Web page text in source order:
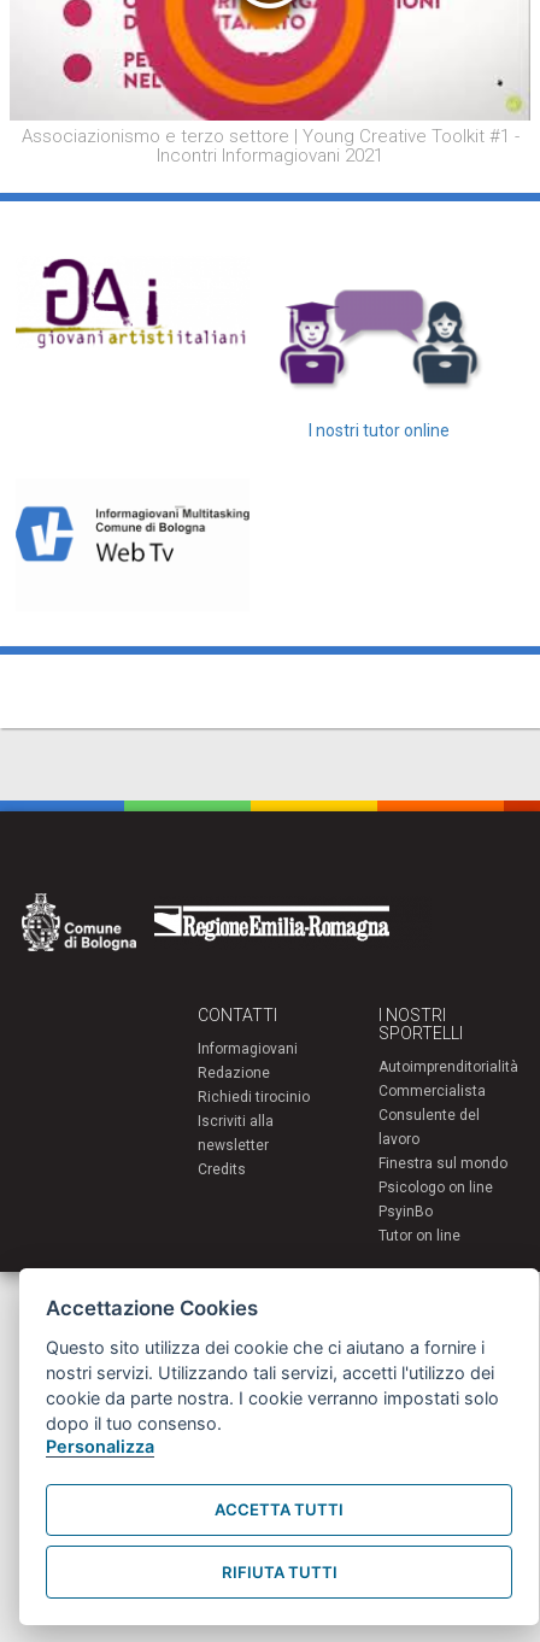
Associazionismo e terzo settore | Young Creative Toolkit #1 -
Incontri Informagiovani 2021
I nostri tutor online
CONTATTI
Informagiovani
Redazione
Richiedi tirocinio
Iscriviti alla
newsletter
Credits
I NOSTRI
SPORTELLI
Autoimprenditorialità
Commercialista
Consulente del
lavoro
Finestra sul mondo
Psicologo on line
PsyinBo
Tutor on line
Comune di Bologna | Piazza Maggiore 6 - 40124 Bologna
Accettazione Cookies
Questo sito utilizza dei cookie che ci aiutano a fornire i
nostri servizi. Utilizzando tali servizi, accetti l'utilizzo dei
cookie da parte nostra. I cookie verranno impostati solo
dopo il tuo consenso.
Personalizza
ACCETTA TUTTI
RIFIUTA TUTTI